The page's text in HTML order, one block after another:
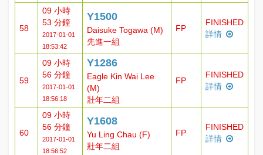
58
09 小時
53 分鐘
2017-01-01
18:53:42
Y1500
Daisuke Togawa (M)
先進一組
FP
FINISHED
詳情
59
09 小時
56 分鐘
2017-01-01
18:56:18
Y1286
Eagle Kin Wai Lee
(M)
壯年二組
FP
FINISHED
詳情
60
09 小時
56 分鐘
2017-01-01
18:56:52
Y1608
Yu Ling Chau (F)
壯年二組
FP
FINISHED
詳情